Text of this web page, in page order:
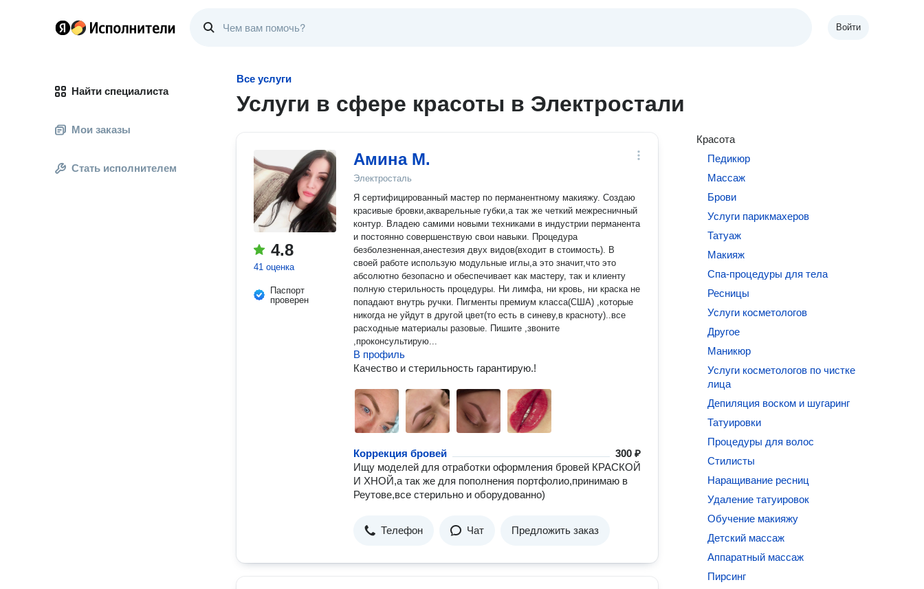
Войти
Найти специалиста
Мои заказы
Стать исполнителем
Все услуги
Услуги в сфере красоты в Электростали
4.8
41 оценка
Паспорт
проверен
Амина М.
Электросталь
Я сертифицированный мастер по перманентному макияжу. Создаю
красивые бровки,акварельные губки,а так же четкий межресничный
контур. Владею самими новыми техниками в индустрии перманента
и постоянно совершенствую свои навыки. Процедура
безболезненная,анестезия двух видов(входит в стоимость). В
своей работе использую модульные иглы,а это значит,что это
абсолютно безопасно и обеспечивает как мастеру, так и клиенту
полную стерильность процедуры. Ни лимфа, ни кровь, ни краска не
попадают внутрь ручки. Пигменты премиум класса(США) ,которые
никогда не уйдут в другой цвет(то есть в синеву,в красноту)..все
расходные материалы разовые. Пишите ,звоните
,проконсультирую...
В профиль
Качество и стерильность гарантирую.!
Коррекция бровей
300 ₽
Ищу моделей для отработки оформления бровей КРАСКОЙ
И ХНОЙ,а так же для пополнения портфолио,принимаю в
Реутове,все стерильно и оборудованно)
Телефон Чат Предложить заказ
Красота
Педикюр
Массаж
Брови
Услуги парикмахеров
Татуаж
Макияж
Спа-процедуры для тела
Ресницы
Услуги косметологов
Другое
Маникюр
Услуги косметологов по чистке
лица
Депиляция воском и шугаринг
Татуировки
Процедуры для волос
Стилисты
Наращивание ресниц
Удаление татуировок
Обучение макияжу
Детский массаж
Аппаратный массаж
Пирсинг